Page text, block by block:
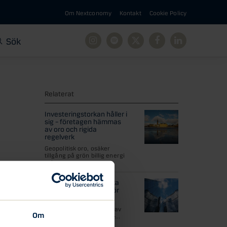
Om
Om Nextconomy Kontakt Cookie Policy
Sök
Relaterat
Investeringstorkan håller i
sig – företagen hämmas
av oro och rigida
regelverk
Geopolitisk oro, osäker
tillgång på grön billig energi
och...
Nio ledande europeiska
banker går samman för
25 september 2025: Nio av
Europas största banker –...